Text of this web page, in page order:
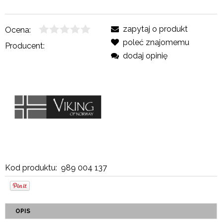
Ocena:
Producent:
Kod produktu: 989 004 137
zapytaj o produkt
poleć znajomemu
dodaj opinię
OPIS